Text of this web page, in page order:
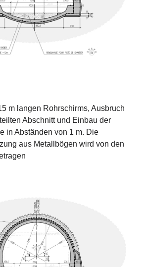
m langen Rohrschirms, Ausbruch
Abschnitt und Einbau der
in Abständen von 1 m. Die
aus Metallbögen wird von den